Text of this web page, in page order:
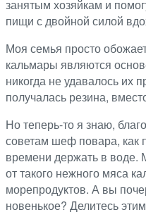
занятым хозяйкам и
пищи с двойной силой
Моя семья просто
кальмары являются
никогда не удавалось их
получалась резина,
Но теперь-то я знаю,
советам шеф повара, как
времени держать в воде.
от такого нежного мяса
морепродуктов. А вы
новенькое? Делитесь